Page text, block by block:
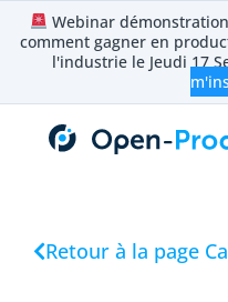
Webinar
comment gagner en
l'industrie le Jeudi 17
Aller
contenu
Retour à la page